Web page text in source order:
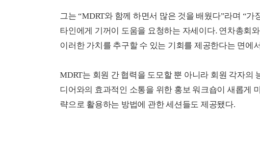
그는 “MDRT와 함께 하면서 많은 것을 배웠다”라며 “
타인에게 기꺼이 도움을 요청하는 자세이다. 연차총회
이러한 가치를 추구할 수 있는 기회를 제공한다는 면에
MDRT는 회원 간 협력을 도모할 뿐 아니라 회원 각자의
디어와의 효과적인 소통을 위한 홍보 워크숍이 새롭게
략으로 활용하는 방법에 관한 세션들도 제공됐다.